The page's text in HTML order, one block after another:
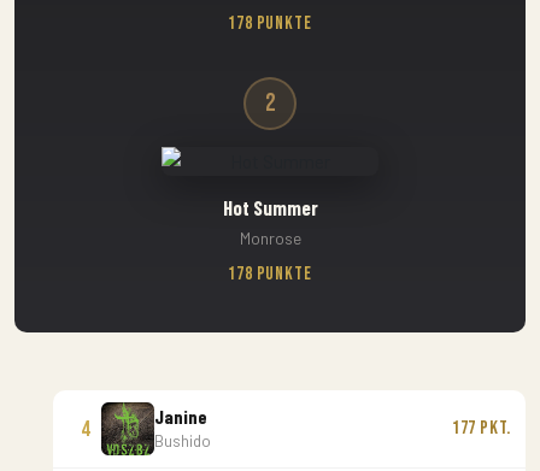
178 Punkte
2
Hot Summer
Monrose
178 Punkte
4
Janine
Bushido
177 Pkt.